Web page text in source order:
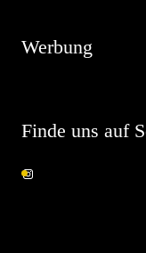
Werbung
Finde uns auf